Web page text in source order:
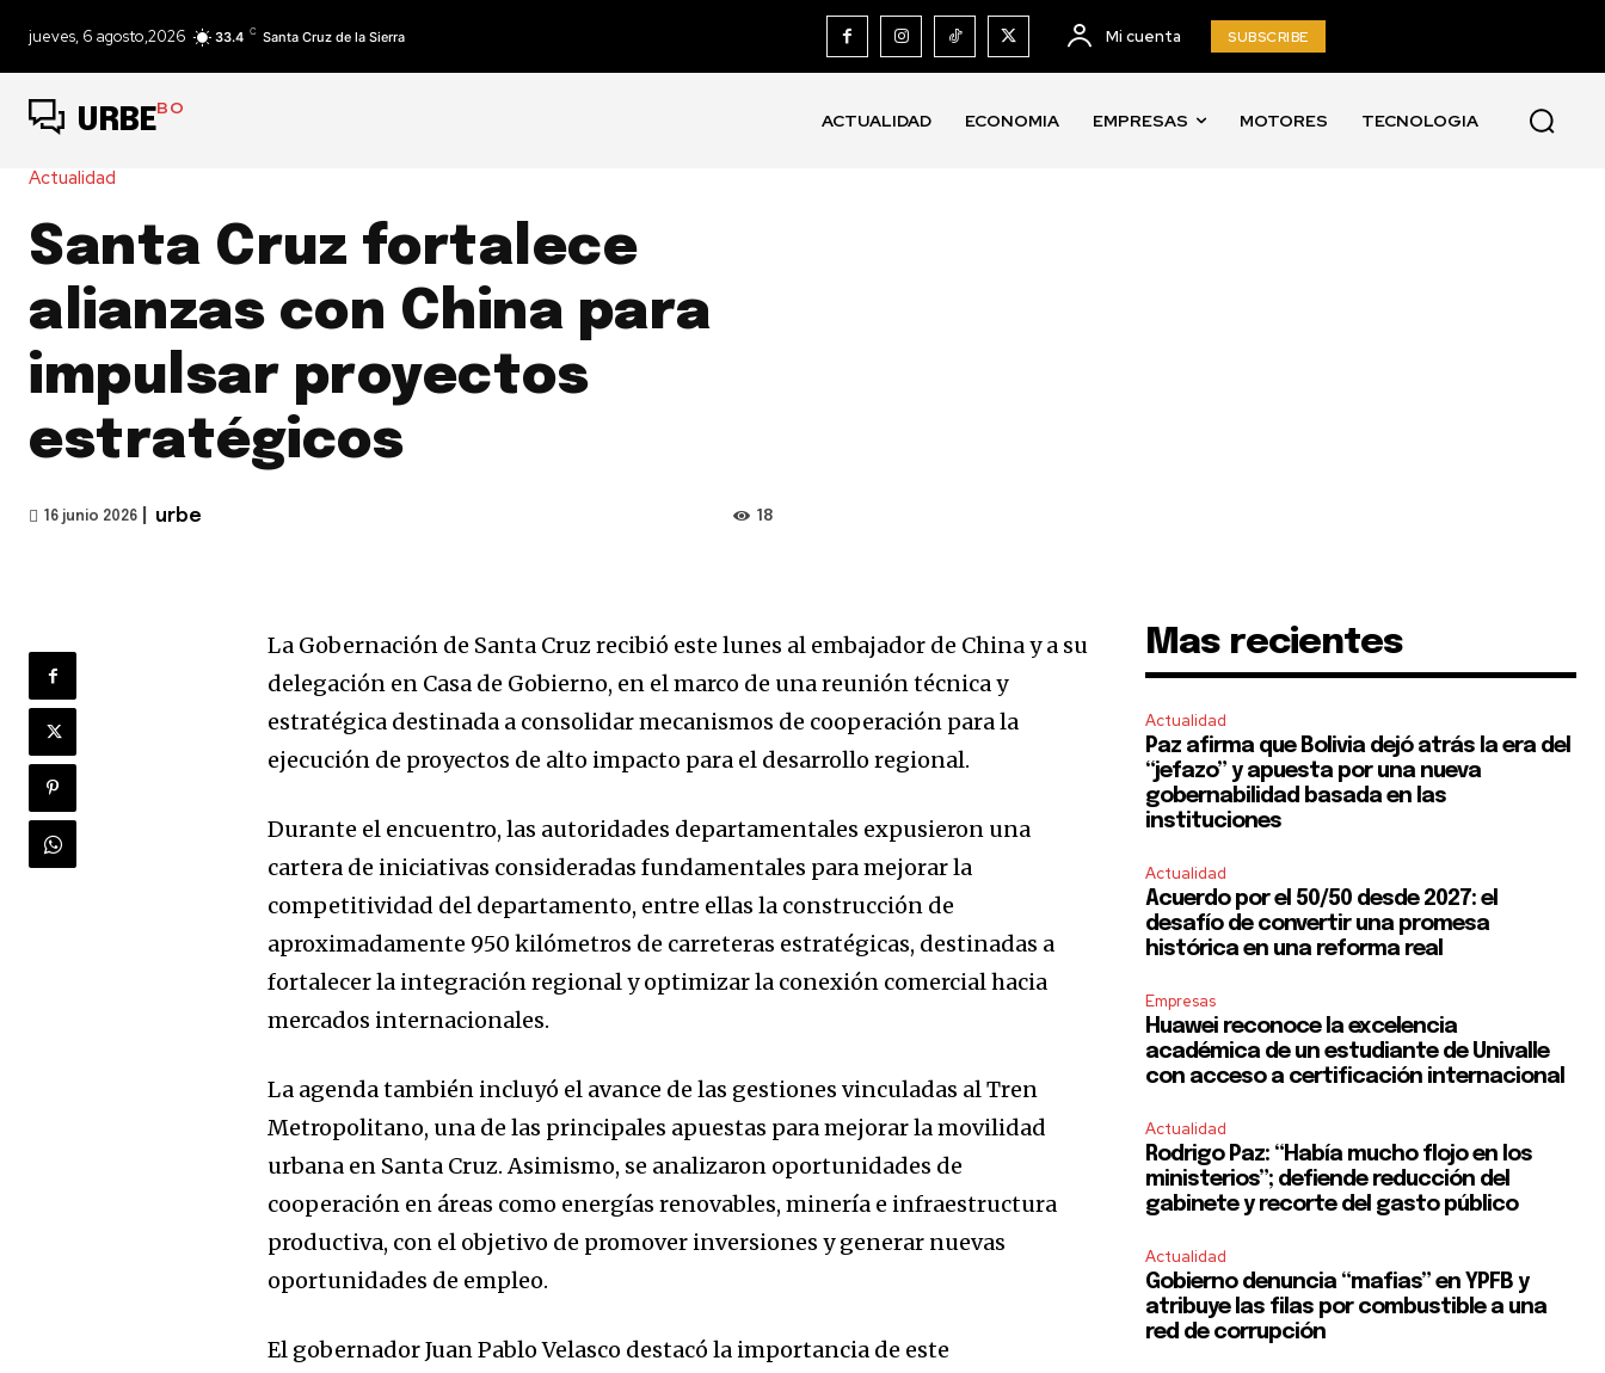
jueves, 6 agosto,2026 33.4 C Santa Cruz de la Sierra Mi cuenta SUBSCRIBE
URBEBO
ACTUALIDAD ECONOMIA EMPRESAS MOTORES TECNOLOGIA
Actualidad
Santa Cruz fortalece
alianzas con China para
impulsar proyectos
estratégicos
16 junio 2026 urbe 18
La Gobernación de Santa Cruz recibió este lunes al embajador de China y a su
delegación en Casa de Gobierno, en el marco de una reunión técnica y
estratégica destinada a consolidar mecanismos de cooperación para la
ejecución de proyectos de alto impacto para el desarrollo regional.
Durante el encuentro, las autoridades departamentales expusieron una
cartera de iniciativas consideradas fundamentales para mejorar la
competitividad del departamento, entre ellas la construcción de
aproximadamente 950 kilómetros de carreteras estratégicas, destinadas a
fortalecer la integración regional y optimizar la conexión comercial hacia
mercados internacionales.
La agenda también incluyó el avance de las gestiones vinculadas al Tren
Metropolitano, una de las principales apuestas para mejorar la movilidad
urbana en Santa Cruz. Asimismo, se analizaron oportunidades de
cooperación en áreas como energías renovables, minería e infraestructura
productiva, con el objetivo de promover inversiones y generar nuevas
oportunidades de empleo.
El gobernador Juan Pablo Velasco destacó la importancia de este
Mas recientes
Actualidad
Paz afirma que Bolivia dejó atrás la era del
“jefazo” y apuesta por una nueva
gobernabilidad basada en las
instituciones
Actualidad
Acuerdo por el 50/50 desde 2027: el
desafío de convertir una promesa
histórica en una reforma real
Empresas
Huawei reconoce la excelencia
académica de un estudiante de Univalle
con acceso a certificación internacional
Actualidad
Rodrigo Paz: “Había mucho flojo en los
ministerios”; defiende reducción del
gabinete y recorte del gasto público
Actualidad
Gobierno denuncia “mafias” en YPFB y
atribuye las filas por combustible a una
red de corrupción